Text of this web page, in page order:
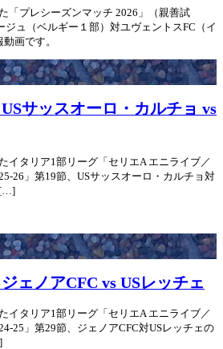
「プレシーズンマッチ 2026」（親善試
ュ（ベルギー１部）対ユヴェントスFC（イ
画です。
サッスオーロ・カルチョ vs
イタリア1部リーグ「セリエA エニライブ／
26」第19節、USサッスオーロ・カルチョ対
[…]
ェノアCFC vs USレッチェ
イタリア1部リーグ「セリエA エニライブ／
25」第29節、ジェノアCFC対USレッチェの